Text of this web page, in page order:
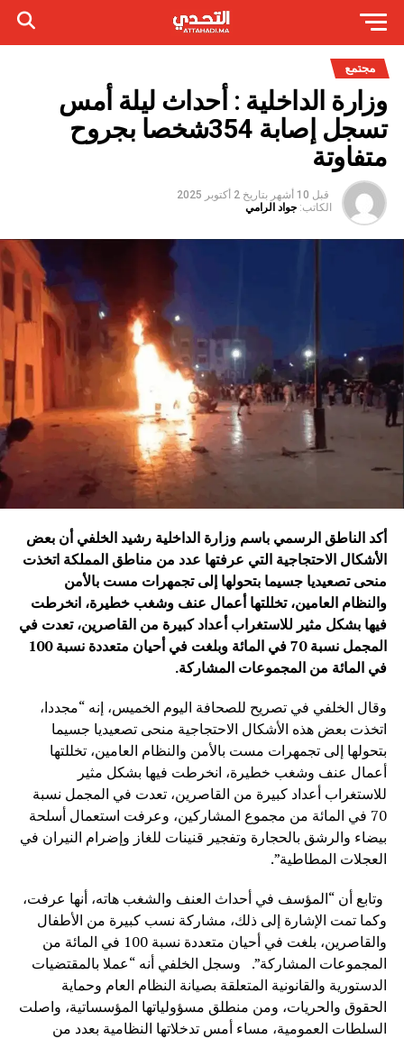
مجتمع
وزارة الداخلية : أحداث ليلة أمس
تسجل إصابة 354شخصا بجروح
متفاوتة
قبل 10 أشهر بتاريخ 2 أكتوبر 2025
الكاتب: جواد الرامي
أكد الناطق الرسمي باسم وزارة الداخلية رشيد الخلفي أن بعض
الأشكال الاحتجاجية التي عرفتها عدد من مناطق المملكة اتخذت
منحى تصعيديا جسيما بتحولها إلى تجمهرات مست بالأمن
والنظام العامين، تخللتها أعمال عنف وشغب خطيرة، انخرطت
فيها بشكل مثير للاستغراب أعداد كبيرة من القاصرين، تعدت في
المجمل نسبة 70 في المائة وبلغت في أحيان متعددة نسبة 100
في المائة من المجموعات المشاركة.
وقال الخلفي في تصريح للصحافة اليوم الخميس، إنه “مجددا،
اتخذت بعض هذه الأشكال الاحتجاجية منحى تصعيديا جسيما
بتحولها إلى تجمهرات مست بالأمن والنظام العامين، تخللتها
أعمال عنف وشغب خطيرة، انخرطت فيها بشكل مثير
للاستغراب أعداد كبيرة من القاصرين، تعدت في المجمل نسبة
70 في المائة من مجموع المشاركين، وعرفت استعمال أسلحة
بيضاء والرشق بالحجارة وتفجير قنينات للغاز وإضرام النيران في
العجلات المطاطية”.
وتابع أن “المؤسف في أحداث العنف والشغب هاته، أنها عرفت،
وكما تمت الإشارة إلى ذلك، مشاركة نسب كبيرة من الأطفال
والقاصرين، بلغت في أحيان متعددة نسبة 100 في المائة من
المجموعات المشاركة”. وسجل الخلفي أنه “عملا بالمقتضيات
الدستورية والقانونية المتعلقة بصيانة النظام العام وحماية
الحقوق والحريات، ومن منطلق مسؤولياتها المؤسساتية، واصلت
السلطات العمومية، مساء أمس تدخلاتها النظامية بعدد من